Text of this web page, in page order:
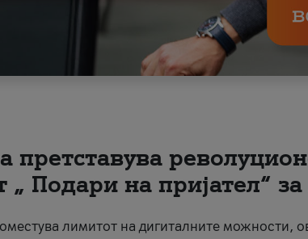
претставува
„ Подари на пријател“
лимитот на дигиталните можности,